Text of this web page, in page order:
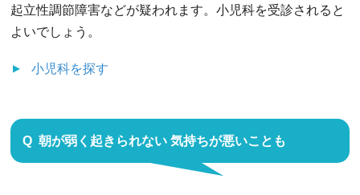
起立性調節障害などが疑われます。小児科を受診されると
よいでしょう。
小児科を探す
朝が弱く起きられない 気持ちが悪いことも